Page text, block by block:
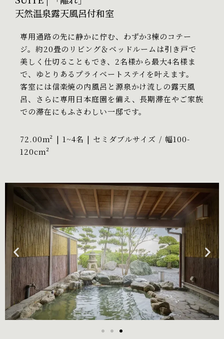
天然温泉露天風呂付和室
専用通路の先に静かに佇む、わずか3棟のコテー
ジ。約20畳のリビング＆ベッドルームは引き戸で
美しく仕切ることもでき、2名様から最大4名様ま
で、ゆとりあるプライベートステイを叶えます。
客室には信楽焼の内風呂と源泉かけ流しの露天風
呂、さらに専用日本庭園を備え、長期滞在やご家族
での滞在にもふさわしい一邸です。
72.00m² | 1~4名 | セミダブルサイズ / 幅100-
120cm²